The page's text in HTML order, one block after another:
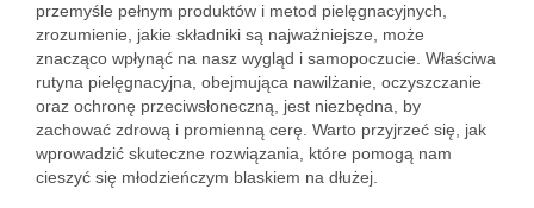
przemyśle pełnym produktów i metod pielęgnacyjnych,
zrozumienie, jakie składniki są najważniejsze, może
znacząco wpłynąć na nasz wygląd i samopoczucie. Właściwa
rutyna pielęgnacyjna, obejmująca nawilżanie, oczyszczanie
oraz ochronę przeciwsłoneczną, jest niezbędna, by
zachować zdrową i promienną cerę. Warto przyjrzeć się, jak
wprowadzić skuteczne rozwiązania, które pomogą nam
cieszyć się młodzieńczym blaskiem na dłużej.